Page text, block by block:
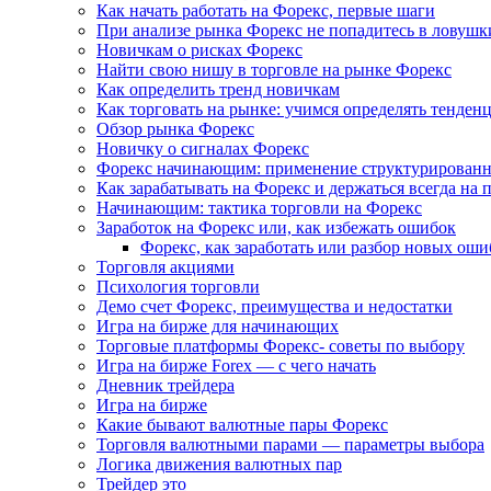
Как начать работать на Форекс, первые шаги
При анализе рынка Форекс не попадитесь в
Новичкам о рисках Форекс
Найти свою нишу в торговле на рынке Форекс
Как определить тренд новичкам
Как торговать на рынке: учимся определять
Обзор рынка Форекс
Новичку о сигналах Форекс
Форекс начинающим: применение
Как зарабатывать на Форекс и держаться всегда на
Начинающим: тактика торговли на Форекс
Заработок на Форекс или, как избежать ошибок
Форекс, как заработать или разбор новых
Торговля акциями
Психология торговли
Демо счет Форекс, преимущества и недостатки
Игра на бирже для начинающих
Торговые платформы Форекс- советы по выбору
Игра на бирже Forex — с чего начать
Дневник трейдера
Игра на бирже
Какие бывают валютные пары Форекс
Торговля валютными парами — параметры выбора
Логика движения валютных пар
Трейдер это